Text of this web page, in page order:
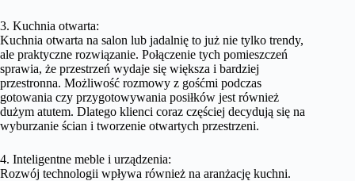
3. Kuchnia otwarta:
Kuchnia otwarta na salon lub jadalnię to już nie tylko trendy,
ale praktyczne rozwiązanie. Połączenie tych pomieszczeń
sprawia, że przestrzeń wydaje się większa i bardziej
przestronna. Możliwość rozmowy z gośćmi podczas
gotowania czy przygotowywania posiłków jest również
dużym atutem. Dlatego klienci coraz częściej decydują się na
wyburzanie ścian i tworzenie otwartych przestrzeni.
4. Inteligentne meble i urządzenia:
Rozwój technologii wpływa również na aranżację kuchni.